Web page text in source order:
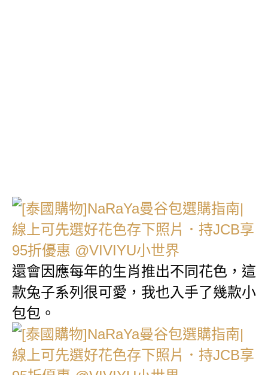
還會因應每年的生肖推出不同花色，這
款兔子系列很可愛，我也入手了幾款小
包包。